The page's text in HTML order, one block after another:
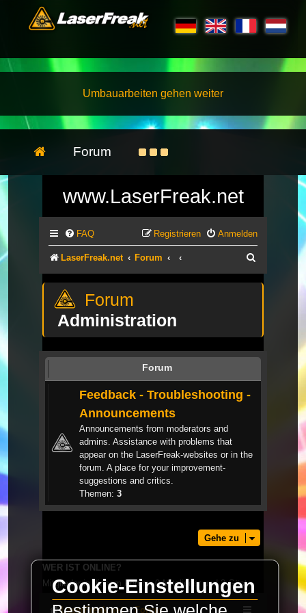
Umbauarbeiten gehen weiter
Forum
www.LaserFreak.net
FAQ Anmelden
Registrieren
LaserFreak.net Forum
Administration
Forum
Feedback - Troubleshooting -
Announcements
Announcements from moderators and
admins. Assistance with problems that
appear on the LaserFreak-websites or in the
forum. A place for your improvement-
suggestions and critics.
Themen: 3
Gehe zu
WER IST ONLINE?
Mitglieder in diesem Forum: 0 Mitglieder und 3 Gäste
LaserFreak.net Forum
Cookie-Einstellungen